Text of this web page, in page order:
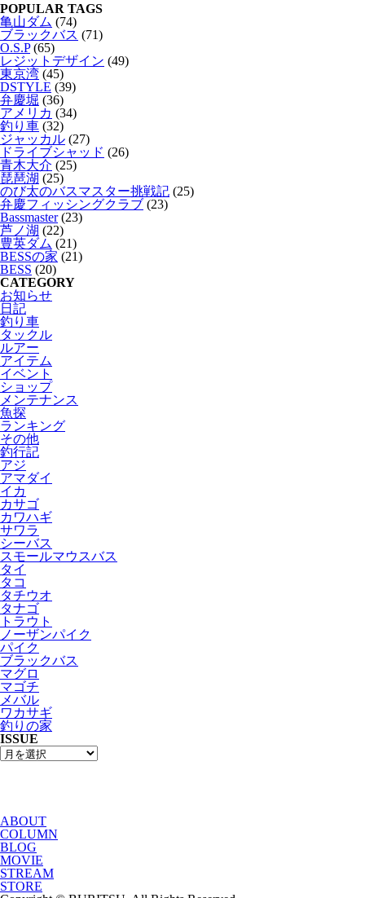
POPULAR TAGS
亀山ダム (74)
ブラックバス (71)
O.S.P(65)
レジットデザイン (49)
東京湾 (45)
DSTYLE (39)
弁慶堀 (36)
アメリカ (34)
釣り車 (32)
ジャッカル (27)
ドライブシャッド (26)
青木大介 (25)
琵琶湖 (25)
のび太のバスマスター挑戦記 (25)
弁慶フィッシングクラブ (23)
Bassmaster(23)
芦ノ湖 (22)
豊英ダム (21)
BESSの家 (21)
BESS (20)
CATEGORY
お知らせ
日記
釣り車
タックル
ルアー
アイテム
イベント
ショップ
メンテナンス
魚探
ランキング
その他
釣行記
アジ
アマダイ
イカ
カサゴ
カワハギ
サワラ
シーバス
スモールマウスバス
タイ
タコ
タチウオ
タナゴ
トラウト
ノーザンパイク
パイク
ブラックバス
マグロ
マゴチ
メバル
ワカサギ
釣りの家
ISSUE
ABOUT
COLUMN
BLOG
MOVIE
STREAM
STORE